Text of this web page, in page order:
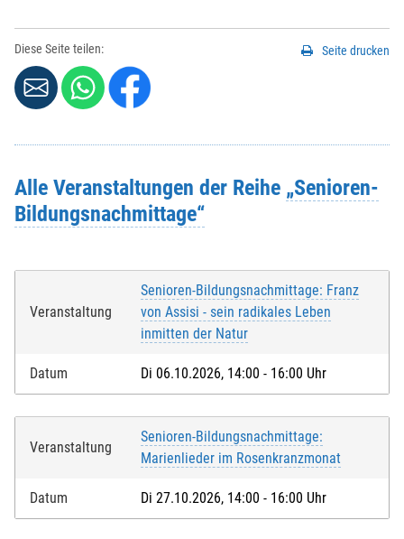
Diese Seite teilen: Seite drucken
Alle Veranstaltungen der Reihe „Senioren-
Bildungsnachmittage“
Veranstaltung
Senioren-Bildungsnachmittage: Franz
von Assisi - sein radikales Leben
inmitten der Natur
Datum Di 06.10.2026, 14:00 - 16:00 Uhr
Veranstaltung
Senioren-Bildungsnachmittage:
Marienlieder im Rosenkranzmonat
Datum Di 27.10.2026, 14:00 - 16:00 Uhr